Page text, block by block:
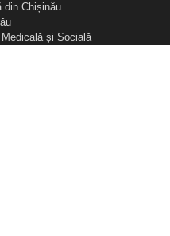
din Chișinău
și Socială